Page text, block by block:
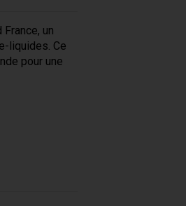
un
liquides. Ce
pour une